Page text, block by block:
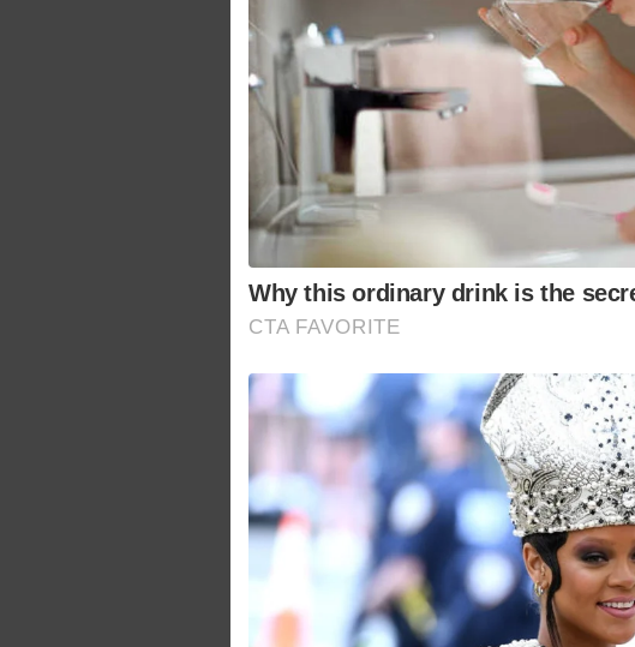
Why this ordinary drink is the
CTA FAVORITE